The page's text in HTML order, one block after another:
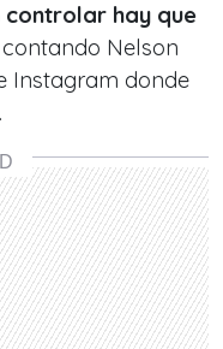
controlar hay que
Nelson
Instagram donde